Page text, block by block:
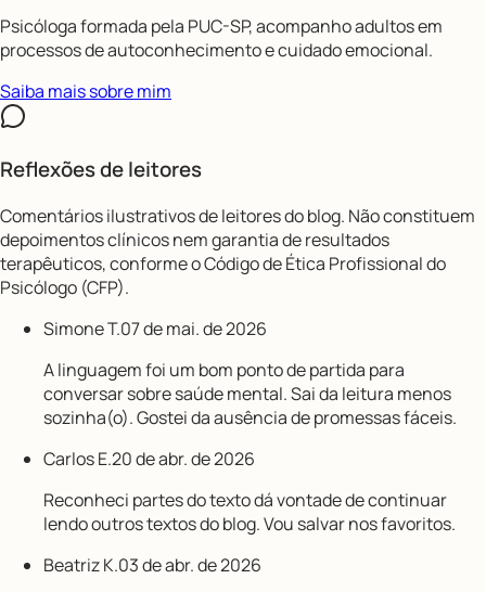
Psicóloga formada pela PUC-SP, acompanho adultos em
processos de autoconhecimento e cuidado emocional.
Saiba mais sobre mim
Reflexões de leitores
Comentários ilustrativos de leitores do blog. Não constituem
depoimentos clínicos nem garantia de resultados
terapêuticos, conforme o Código de Ética Profissional do
Psicólogo (CFP).
Simone T.07 de mai. de 2026
A linguagem foi um bom ponto de partida para
conversar sobre saúde mental. Sai da leitura menos
sozinha(o). Gostei da ausência de promessas fáceis.
Carlos E.20 de abr. de 2026
Reconheci partes do texto dá vontade de continuar
lendo outros textos do blog. Vou salvar nos favoritos.
Beatriz K.03 de abr. de 2026